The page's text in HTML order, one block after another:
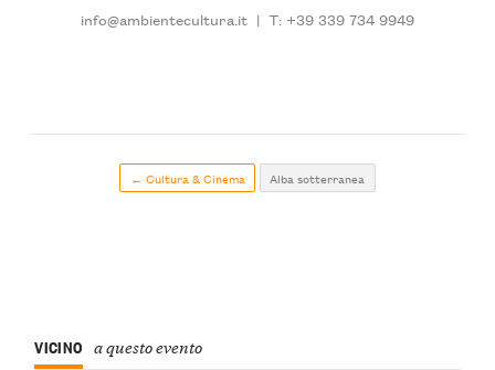
info@ambientecultura.it | T: +39 339 734 9949
← Cultura & Cinema Alba sotterranea
VICINO a questo evento